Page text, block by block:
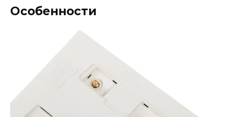
Особенности